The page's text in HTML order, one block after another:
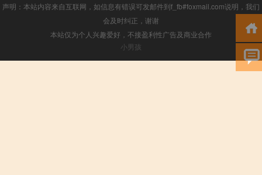
声明：本站内容来自互联网，如信息有错误可发邮件到f_fb#foxmail.com说明，我们
会及时纠正，谢谢
本站仅为个人兴趣爱好，不接盈利性广告及商业合作
小男孩